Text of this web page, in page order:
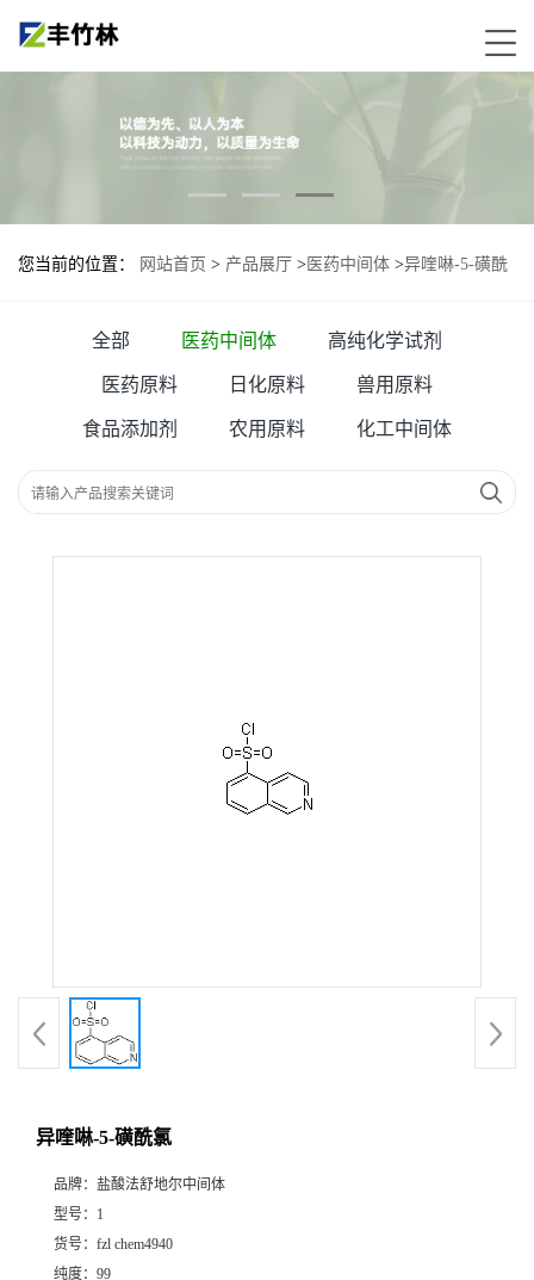
您当前的位置： 网站首页 > 产品展厅 > 医药中间体 >异喹啉-5-磺酰
全部 医药中间体 高纯化学试剂
医药原料 日化原料 兽用原料
食品添加剂 农用原料 化工中间体
异喹啉-5-磺酰氯
品牌： 盐酸法舒地尔中间体
型号： 1
货号： fzl chem4940
纯度： 99